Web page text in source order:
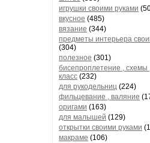
игрушки своими руками
вкусное (485)
вязание (344)
предметы интерьера
(304)
полезное (301)
бисепроплетение , схемы
класс (232)
для рукодельниц (224)
фильцевание , валяние
оригами (163)
для малышей (129)
открытки своими руками
макраме (106)